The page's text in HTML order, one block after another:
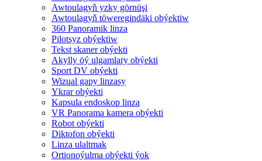
Awtoulagyň yzky görnüşi
Awtoulagyň töweregindäki obýektiw
360 Panoramik linza
Pilotsyz obýektiw
Tekst skaner obýekti
Akylly öý ulgamlary obýekti
Sport DV obýekti
Wizual gapy linzasy
Ykrar obýekti
Kapsula endoskop linza
VR Panorama kamera obýekti
Robot obýekti
Diktofon obýekti
Linza ulaltmak
Ortionoýulma obýekti ýok